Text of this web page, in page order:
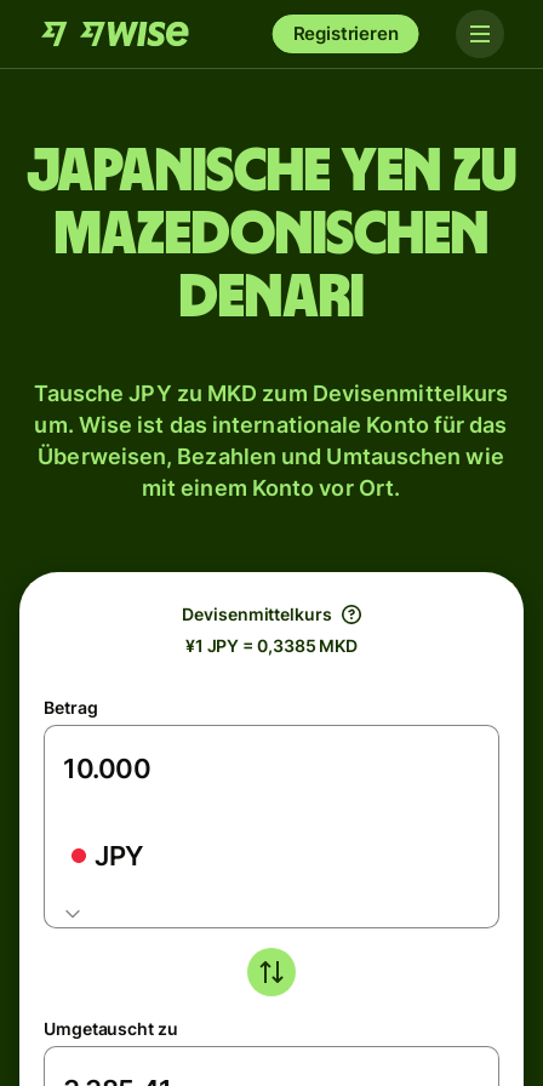
Registrieren
Japanische Yen zu
mazedonischen
Denari
Tausche JPY zu MKD zum Devisenmittelkurs
um. Wise ist das internationale Konto für das
Überweisen, Bezahlen und Umtauschen wie
mit einem Konto vor Ort.
Devisenmittelkurs
¥1 JPY = 0,3385 MKD
Betrag
JPY
Umgetauscht zu